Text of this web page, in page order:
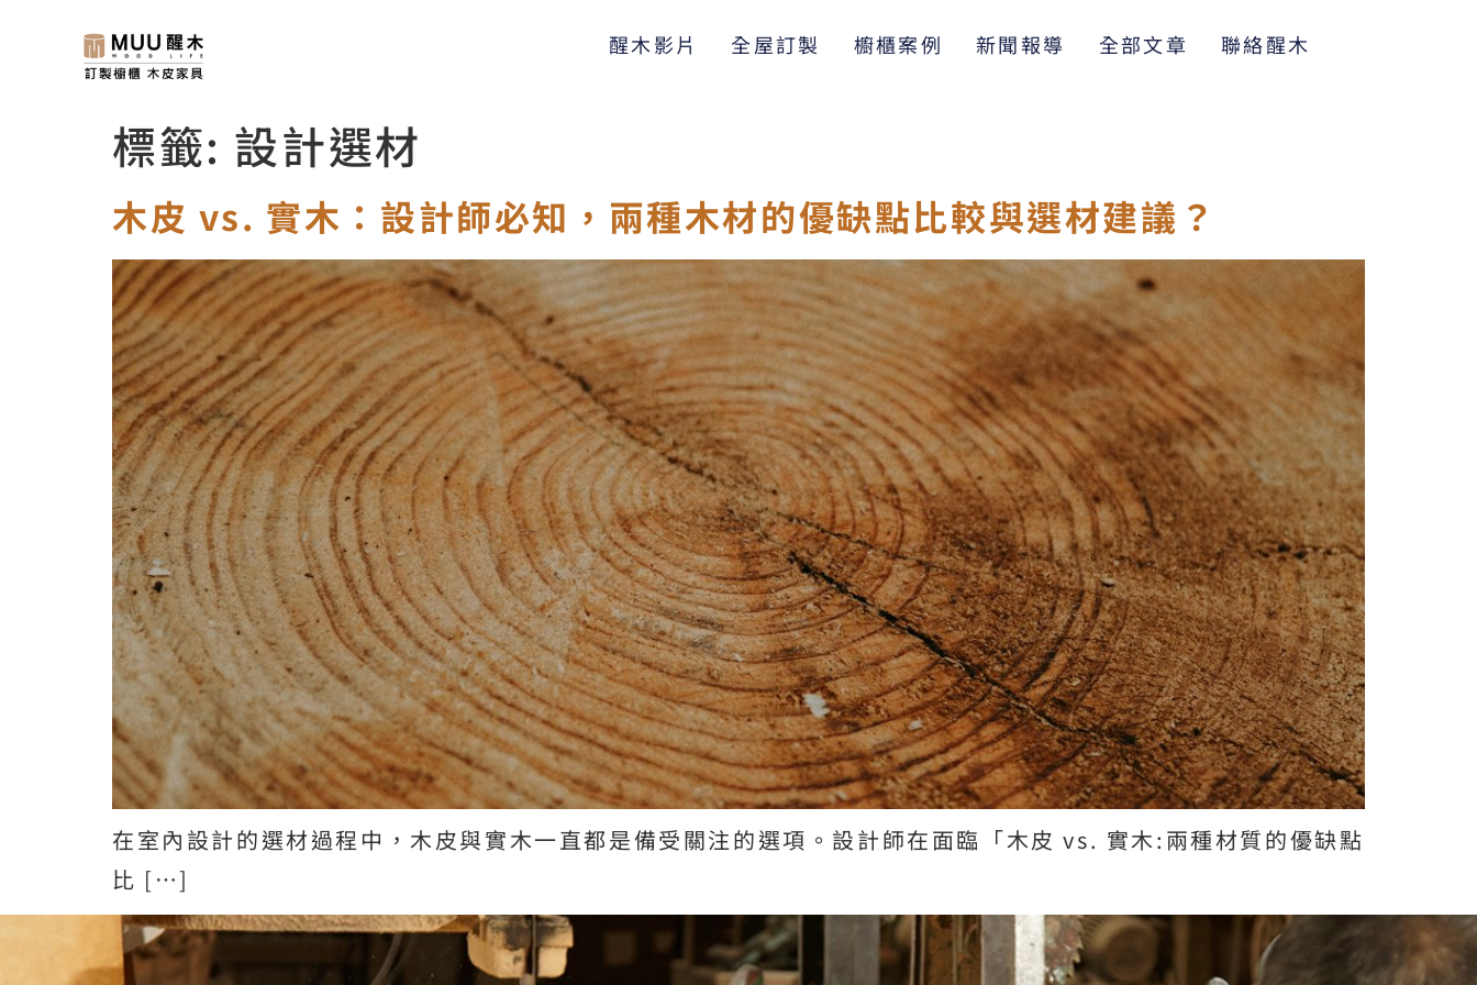
醒木影片 全屋訂製 櫥櫃案例 新聞報導 全部文章 聯絡醒木
標籤: 設計選材
木皮 vs. 實木：設計師必知，兩種木材的優缺點比較與選材建議？
在室內設計的選材過程中，木皮與實木一直都是備受關注的選項。設計師在面臨「木皮 vs. 實木:兩種材質的優缺點
比 […]